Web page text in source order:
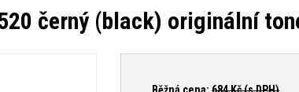
černý (black) originální
Běžná cena: 684Kč (s DPH)